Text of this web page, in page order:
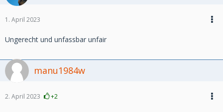
1. April 2023
Ungerecht und unfassbar unfair
manu1984w
2. April 2023 +2